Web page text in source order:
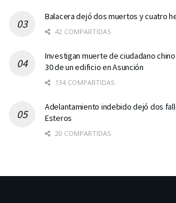
Balacera dejó dos muertos y cuatro
42 COMPARTIDAS
Investigan muerte de ciudadano
30 de un edificio en Asunción
134 COMPARTIDAS
Adelantamiento indebido dejó dos
Esteros
20 COMPARTIDAS